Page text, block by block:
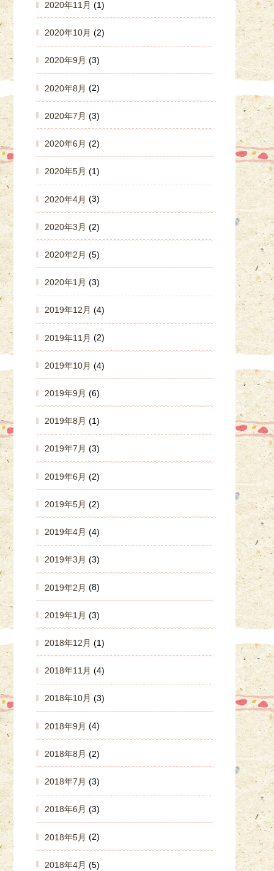
2020年11月 (1)
2020年10月 (2)
2020年9月 (3)
2020年8月 (2)
2020年7月 (3)
2020年6月 (2)
2020年5月 (1)
2020年4月 (3)
2020年3月 (2)
2020年2月 (5)
2020年1月 (3)
2019年12月 (4)
2019年11月 (2)
2019年10月 (4)
2019年9月 (6)
2019年8月 (1)
2019年7月 (3)
2019年6月 (2)
2019年5月 (2)
2019年4月 (4)
2019年3月 (3)
2019年2月 (8)
2019年1月 (3)
2018年12月 (1)
2018年11月 (4)
2018年10月 (3)
2018年9月 (4)
2018年8月 (2)
2018年7月 (3)
2018年6月 (3)
2018年5月 (2)
2018年4月 (5)